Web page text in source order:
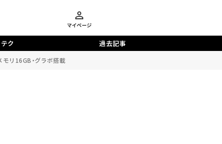
マイページ
ク 過去記事
リ16GB・グラボ搭載